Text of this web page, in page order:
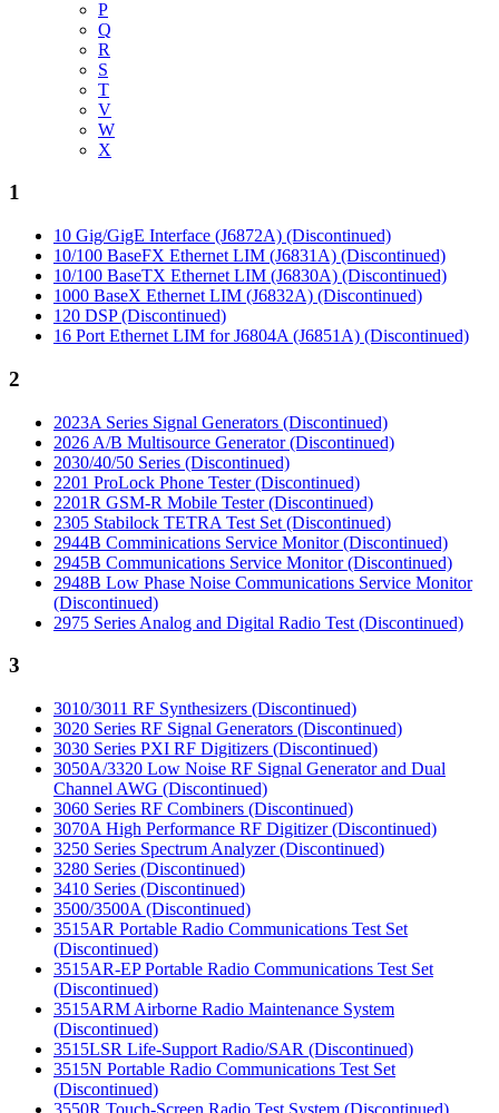
P
Q
R
S
T
V
W
X
1
10 Gig/GigE Interface (J6872A) (Discontinued)
10/100 BaseFX Ethernet LIM (J6831A) (Discontinued)
10/100 BaseTX Ethernet LIM (J6830A) (Discontinued)
1000 BaseX Ethernet LIM (J6832A) (Discontinued)
120 DSP (Discontinued)
16 Port Ethernet LIM for J6804A (J6851A) (Discontinued)
2
2023A Series Signal Generators (Discontinued)
2026 A/B Multisource Generator (Discontinued)
2030/40/50 Series (Discontinued)
2201 ProLock Phone Tester (Discontinued)
2201R GSM-R Mobile Tester (Discontinued)
2305 Stabilock TETRA Test Set (Discontinued)
2944B Comminications Service Monitor (Discontinued)
2945B Communications Service Monitor (Discontinued)
2948B Low Phase Noise Communications Service Monitor
(Discontinued)
2975 Series Analog and Digital Radio Test (Discontinued)
3
3010/3011 RF Synthesizers (Discontinued)
3020 Series RF Signal Generators (Discontinued)
3030 Series PXI RF Digitizers (Discontinued)
3050A/3320 Low Noise RF Signal Generator and Dual
Channel AWG (Discontinued)
3060 Series RF Combiners (Discontinued)
3070A High Performance RF Digitizer (Discontinued)
3250 Series Spectrum Analyzer (Discontinued)
3280 Series (Discontinued)
3410 Series (Discontinued)
3500/3500A (Discontinued)
3515AR Portable Radio Communications Test Set
(Discontinued)
3515AR-EP Portable Radio Communications Test Set
(Discontinued)
3515ARM Airborne Radio Maintenance System
(Discontinued)
3515LSR Life-Support Radio/SAR (Discontinued)
3515N Portable Radio Communications Test Set
(Discontinued)
3550R Touch-Screen Radio Test System (Discontinued)